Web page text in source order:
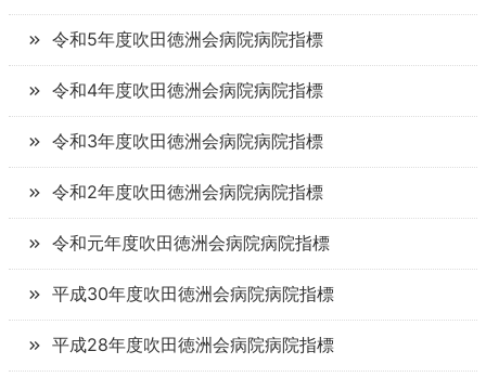
令和5年度吹田徳洲会病院病院指標
令和4年度吹田徳洲会病院病院指標
令和3年度吹田徳洲会病院病院指標
令和2年度吹田徳洲会病院病院指標
令和元年度吹田徳洲会病院病院指標
平成30年度吹田徳洲会病院病院指標
平成28年度吹田徳洲会病院病院指標